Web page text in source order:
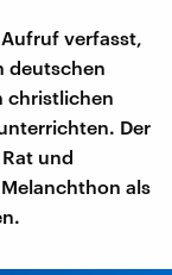
verfasst,
deutschen
christlichen
Der
und
als